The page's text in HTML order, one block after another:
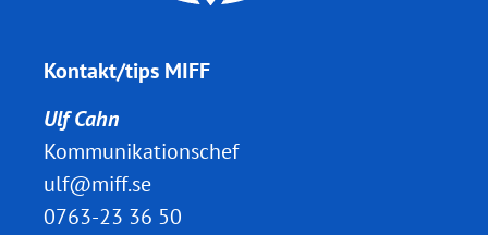
Kontakt/tips MIFF
Ulf Cahn
Kommunikationschef
ulf@miff.se
0763-23 36 50